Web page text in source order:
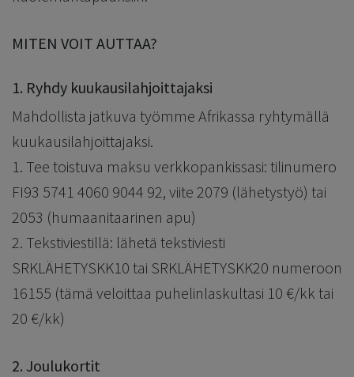
MITEN VOIT AUTTAA?
1. Ryhdy kuukausilahjoittajaksi
Mahdollista jatkuva työmme Afrikassa ryhtymällä
kuukausilahjoittajaksi.
1. Tee toistuva maksu verkkopankissasi: tilinumero
FI93 5741 4060 9044 92, viite 2079 (lähetystyö) tai
2053 (humaanitaarinen apu)
2. Tekstiviestillä: lähetä tekstiviesti
SRKLÄHETYSKK10 tai SRKLÄHETYSKK20 numeroon
16155 (tämä veloittaa puhelinlaskultasi 10 €/kk tai
20 €/kk)
2. Joulukortit